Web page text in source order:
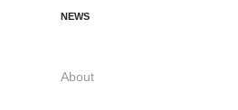
NEWS
About